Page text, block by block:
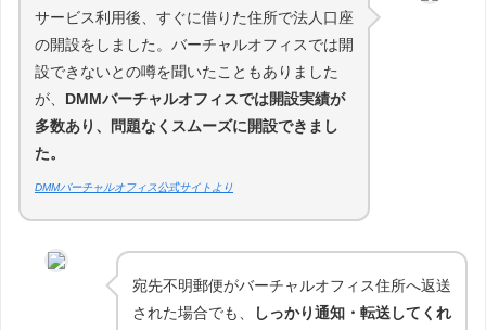
サービス利用後、すぐに借りた住所で法人口座
の開設をしました。バーチャルオフィスでは開
設できないとの噂を聞いたこともありました
が、
DMMバーチャルオフィスでは開設実績が
多数あり、問題なくスムーズに開設できまし
た。
DMMバーチャルオフィス公式サイトより
宛先不明郵便がバーチャルオフィス住所へ返送
された場合でも、
しっかり通知・転送してくれ